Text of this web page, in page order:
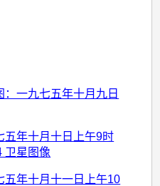
：一九七五年十月九日
五年十月十日上午9时
卫星图像
五年十月十一日上午10